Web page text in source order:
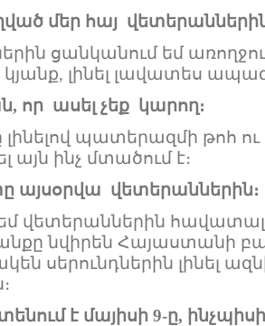
մեր հայ
ցանկանում եմ
կյանք, լինել լավատես
, որ ասել չեք կարող։
պատերազմի թոհ
այն ինչ մտածում է։
այսօրվա վետերաններին։
վետերաններին հավատալ
նվիրեն Հայաստանի
սերունդներին լինել
է մայիսի 9-ը,